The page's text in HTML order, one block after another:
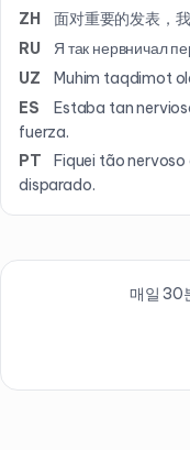
ZH
面对重要的发表，
RU
Я так нервничал
UZ
Muhim taqdimot
ES
Estaba tan
fuerza.
PT
Fiquei tão
disparado.
매일 30